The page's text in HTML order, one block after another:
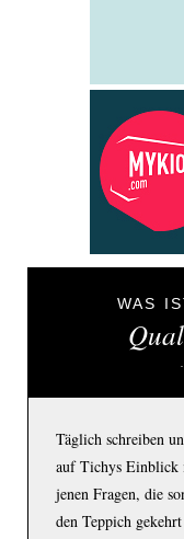
WAS
Täglich schreiben
auf Tichys Einblick
jenen Fragen, die
den Teppich